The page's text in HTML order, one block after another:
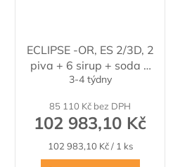
ECLIPSE -OR, ES 2/3D, 2
piva + 6 sirup + soda +
voda, rec. sody
3-4 týdny
85 110 Kč bez DPH
102 983,10 Kč
Měrná
cena:
102 983,10 Kč / 1 ks